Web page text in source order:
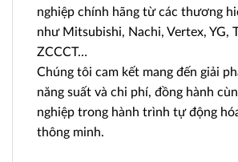
nghiệp chính hãng từ các thương
như Mitsubishi, Nachi, Vertex, YG,
ZCCCT…
Chúng tôi cam kết mang đến giải
năng suất và chi phí, đồng hành
nghiệp trong hành trình tự động
thông minh.